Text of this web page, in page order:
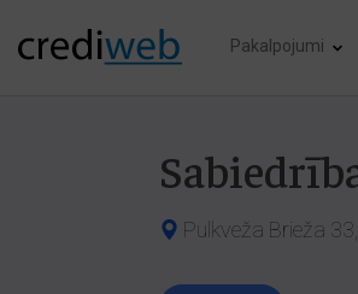
Pakalpojumi
Pulkveža Brieža